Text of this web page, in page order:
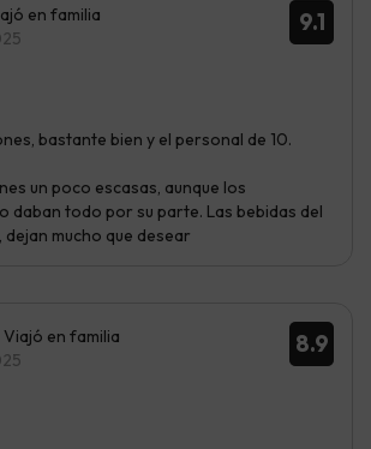
9.1
en familia
bastante bien y el personal de 10.
un poco escasas, aunque los
daban todo por su parte. Las bebidas del
mucho que desear
8.9
Viajó en familia